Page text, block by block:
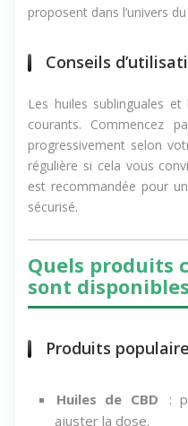
profils particuliers et les
Les huiles sublinguales
courants. Commencez
progressivement selon
régulière si cela vous
est recommandée pour
Quels produits
sont
Huiles de CBD